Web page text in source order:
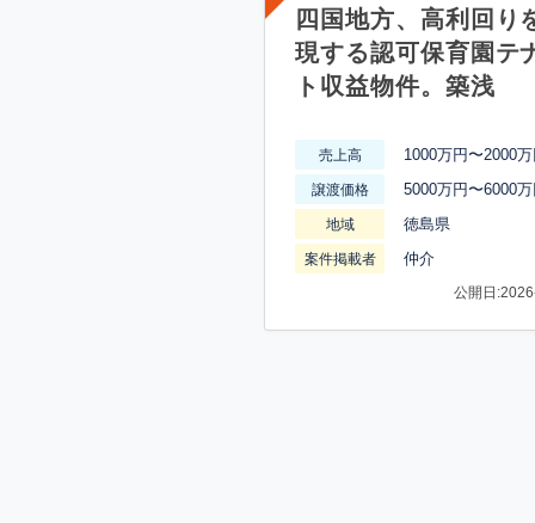
四国地方、高利回り
現する認可保育園テ
ト収益物件。築浅
売上高 1000万円〜2000
譲渡価格 5000万円〜6000
地域 徳島県
案件掲載者 仲介
公開日